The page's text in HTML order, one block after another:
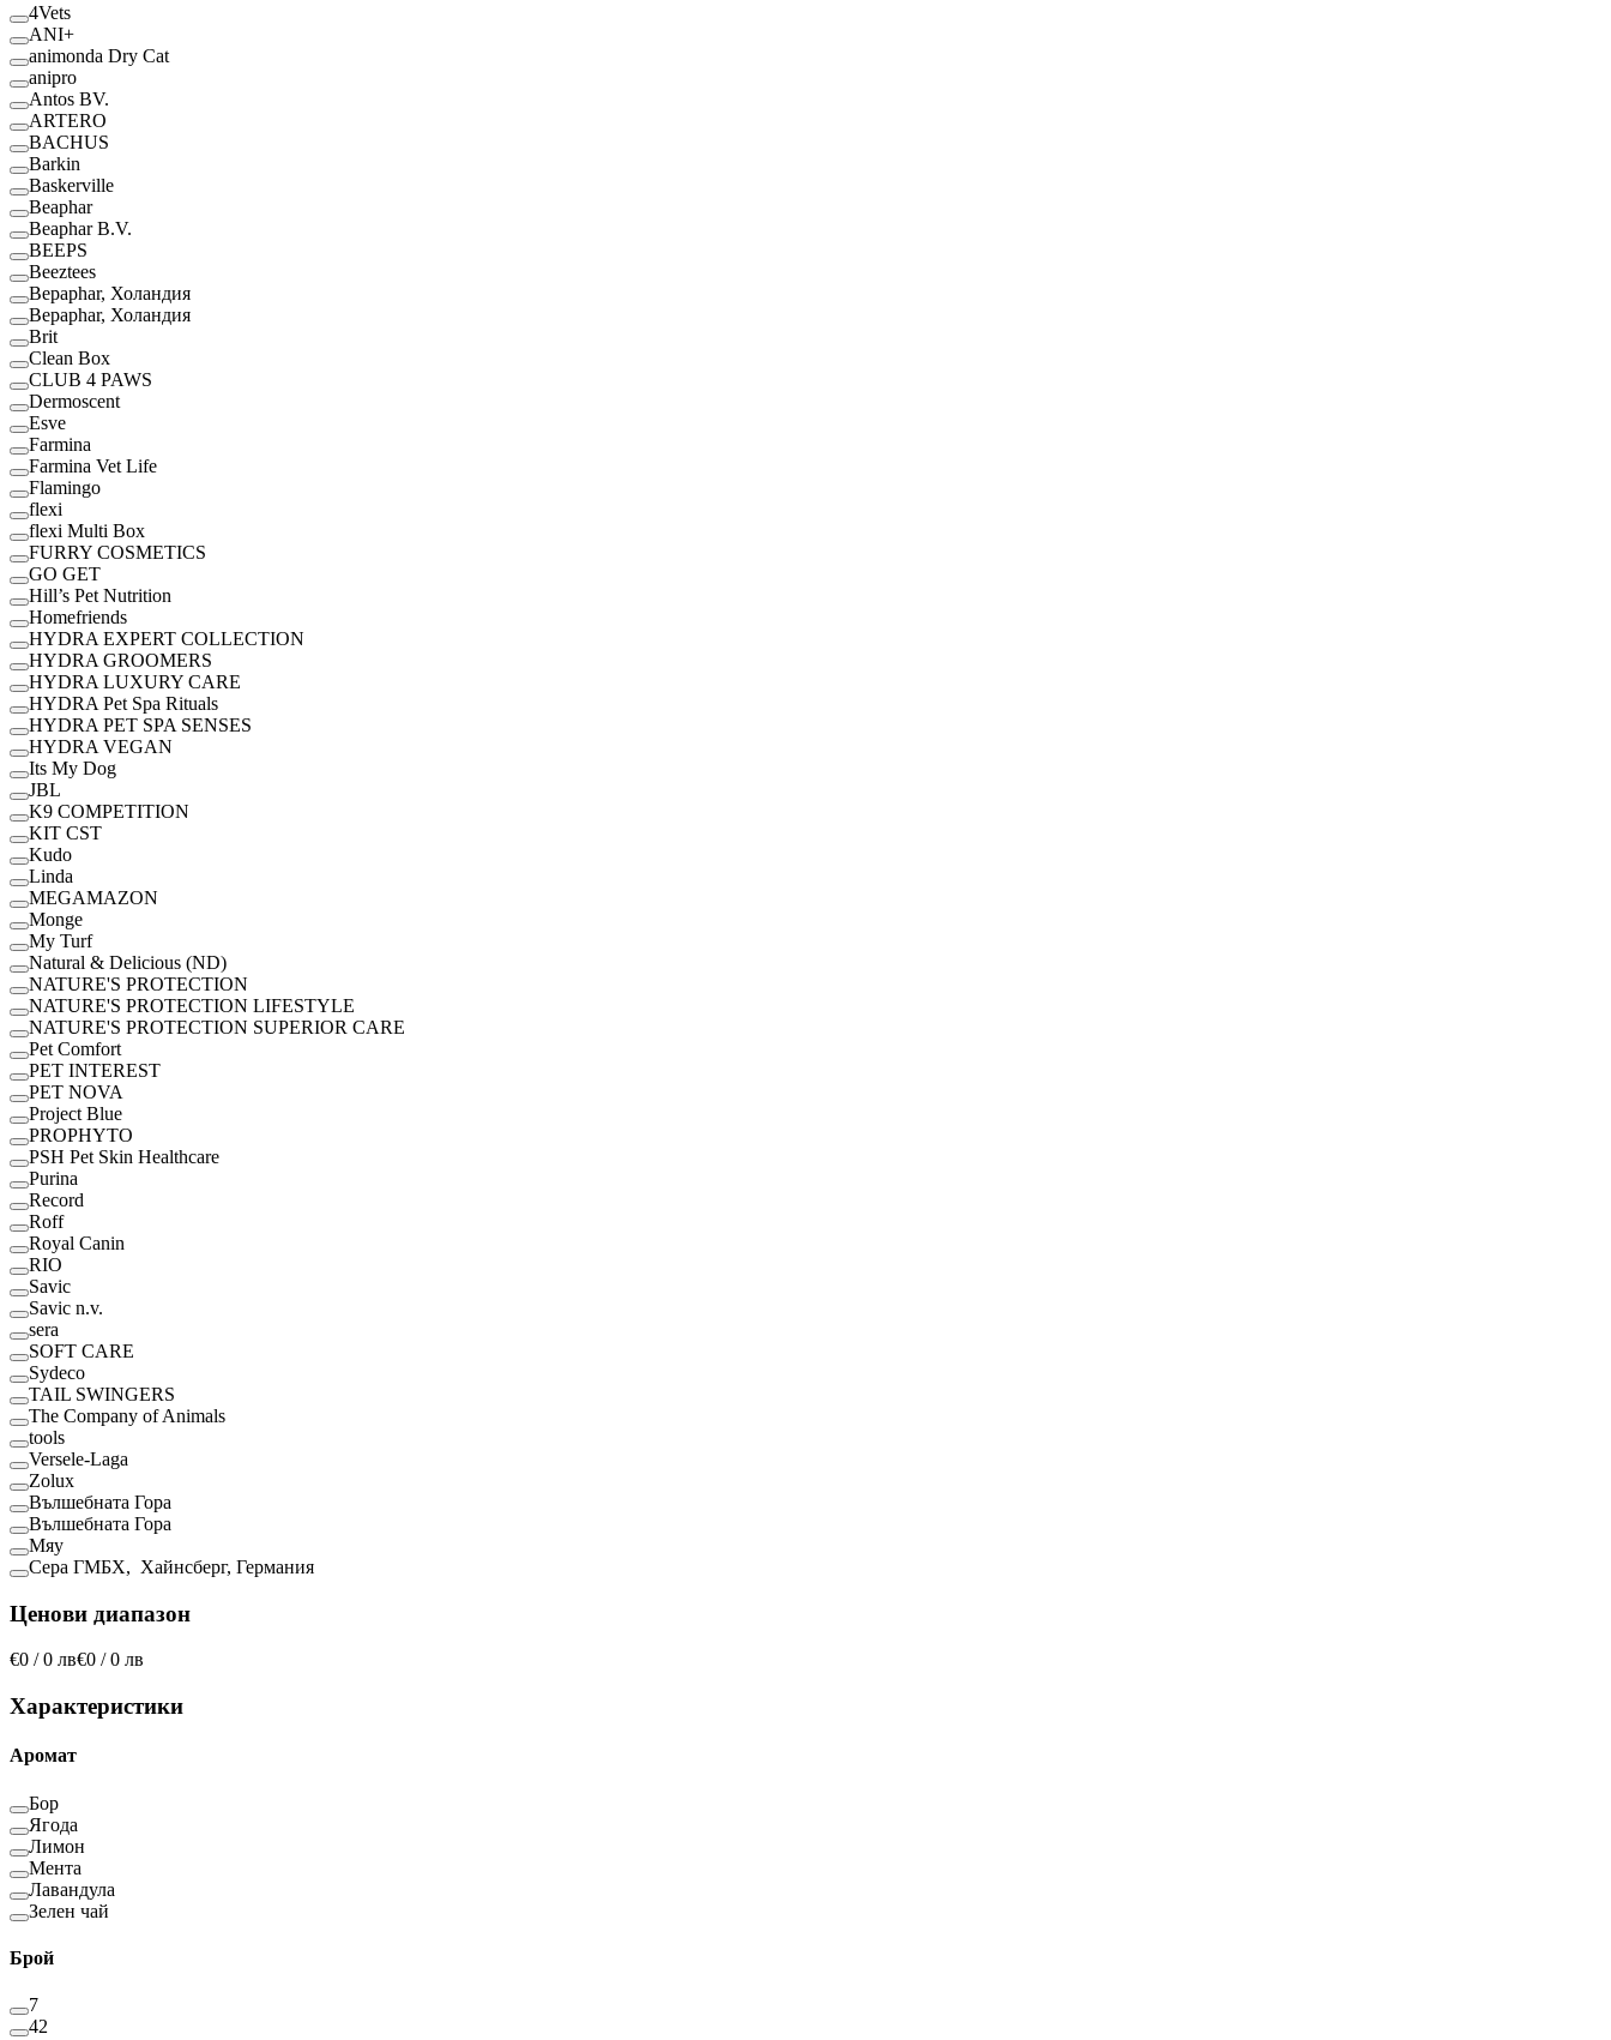
4Vets
ANI+
animonda Dry Cat
anipro
Antos BV.
ARTERO
BACHUS
Barkin
Baskerville
Beaphar
Beaphar B.V.
BEEPS
Beeztees
Bepaphar, Холандия
Bepaphar, Холандия
Brit
Clean Box
CLUB 4 PAWS
Dermoscent
Esve
Farmina
Farmina Vet Life
Flamingo
flexi
flexi Multi Box
FURRY COSMETICS
GO GET
Hill’s Pet Nutrition
Homefriends
HYDRA EXPERT COLLECTION
HYDRA GROOMERS
HYDRA LUXURY CARE
HYDRA Pet Spa Rituals
HYDRA PET SPA SENSES
HYDRA VEGAN
Its My Dog
JBL
K9 COMPETITION
KIT CST
Kudo
Linda
MEGAMAZON
Monge
My Turf
Natural & Delicious (ND)
NATURE'S PROTECTION
NATURE'S PROTECTION LIFESTYLE
NATURE'S PROTECTION SUPERIOR CARE
Pet Comfort
PET INTEREST
PET NOVA
Project Blue
PROPHYTO
PSH Pet Skin Healthcare
Purina
Record
Roff
Royal Canin
RІО
Savic
Savic n.v.
sera
SOFT CARE
Sydeco
TAIL SWINGERS
The Company of Animals
tools
Versele-Laga
Zolux
Вълшебната Гора
Вълшебната Гора
Мяу
Сера ГМБХ, Хайнсберг, Германия
Ценови диапазон
€0 / 0 лв€0 / 0 лв
Характеристики
Аромат
Бор
Ягода
Лимон
Мента
Лавандула
Зелен чай
Брой
7
42